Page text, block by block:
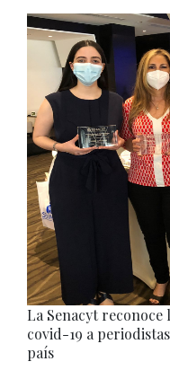
La Senacyt
covid-19 a
país